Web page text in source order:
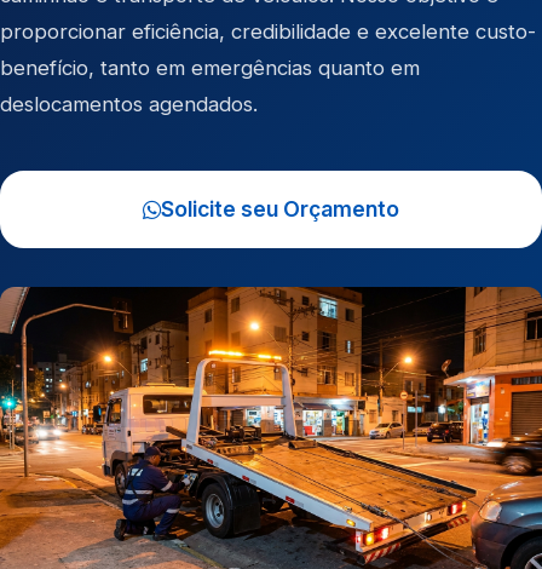
proporcionar eficiência, credibilidade e excelente custo-
benefício, tanto em emergências quanto em
deslocamentos agendados.
Solicite seu Orçamento